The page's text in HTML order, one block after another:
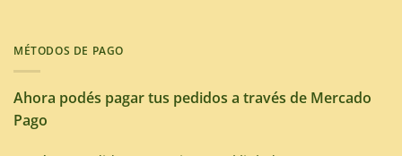
MÉTODOS DE PAGO
Ahora podés pagar tus pedidos a través de Mercado
Pago